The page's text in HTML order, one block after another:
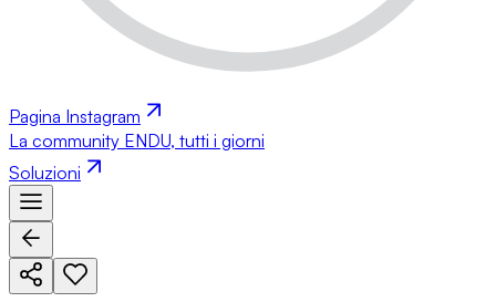
Pagina Instagram
La community ENDU, tutti i giorni
Soluzioni